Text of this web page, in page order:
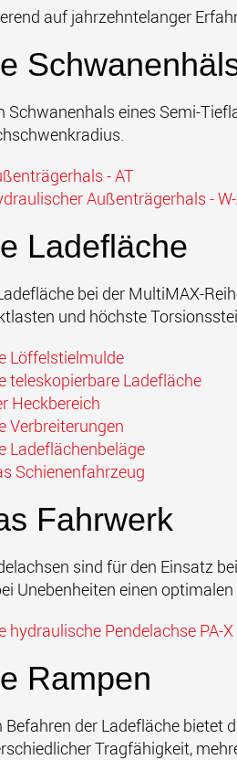
auf jahrzehntelanger
Schwanenhals eines Semi-
- AT
Außenträgerhals -
Ladefläche
bei der MultiMAX-
und höchste
Löffelstielmulde
teleskopierbare Ladefläche
Heckbereich
Verbreiterungen
Ladeflächenbeläge
Schienenfahrzeug
Fahrwerk
sind für den Einsatz
Unebenheiten einen
hydraulische Pendelachse PA-X
Rampen
Befahren der Ladefläche bietet
Tragfähigkeit,